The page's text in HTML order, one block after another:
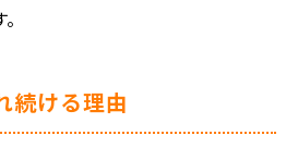
続ける理由